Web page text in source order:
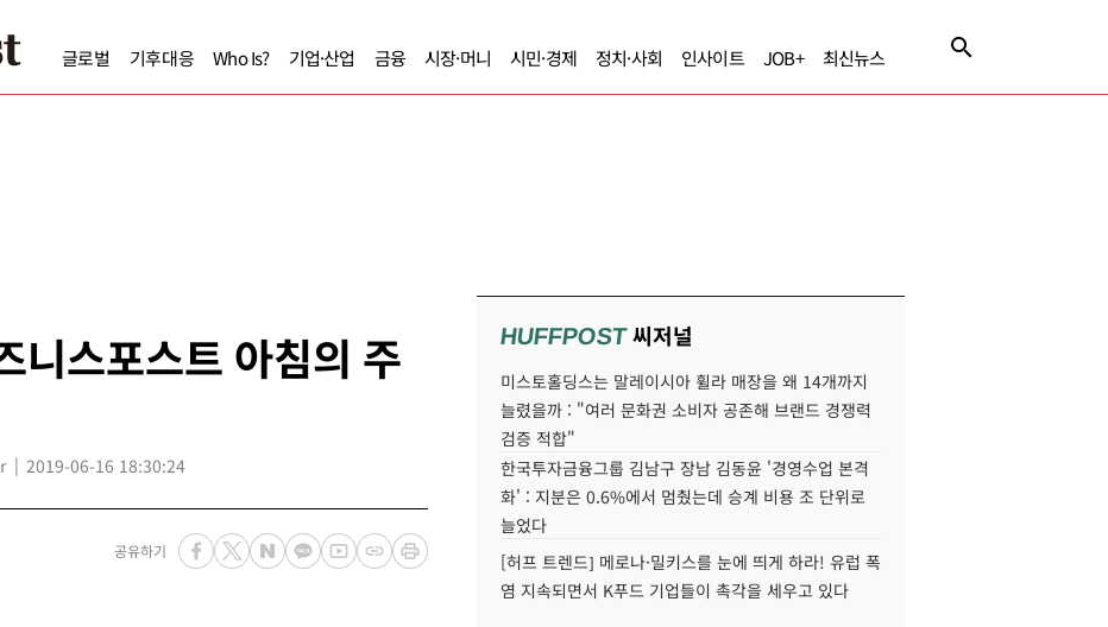
글로벌 기후대응 Who Is? 기업·산업 금융 시장·머니 시민·경제 정치·사회 인사이트 JOB+ 최신뉴스
스포스트 아침의 주
2019-06-16 18:30:24
공유하기
HUFFPOST씨저널
미스토홀딩스는 말레이시아 휠라 매장을 왜 14개까지
늘렸을까 : "여러 문화권 소비자 공존해 브랜드 경쟁력
검증 적합"
한국투자금융그룹 김남구 장남 김동윤 '경영수업 본격
화' : 지분은 0.6%에서 멈췄는데 승계 비용 조 단위로
늘었다
[허프 트렌드] 메로나·밀키스를 눈에 띄게 하라! 유럽 폭
염 지속되면서 K푸드 기업들이 촉각을 세우고 있다